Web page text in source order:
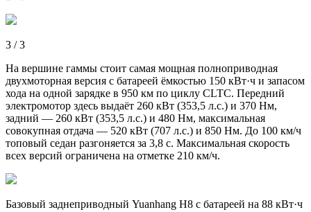
3 / 3
На вершине гаммы стоит самая мощная полноприводная
двухмоторная версия с батареей ёмкостью 150 кВт·ч и запасом
хода на одной зарядке в 950 км по циклу CLTC. Передний
электромотор здесь выдаёт 260 кВт (353,5 л.с.) и 370 Нм,
задний — 260 кВт (353,5 л.с.) и 480 Нм, максимальная
совокупная отдача — 520 кВт (707 л.с.) и 850 Нм. До 100 км/ч
топовый седан разгоняется за 3,8 с. Максимальная скорость
всех версий ограничена на отметке 210 км/ч.
Базовый заднеприводный Yuanhang H8 с батареей на 88 кВт·ч